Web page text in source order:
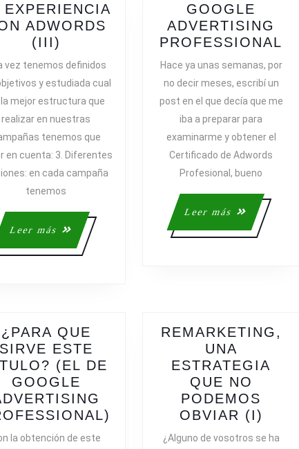
EXPERIENCIA
ADWORDS
(III)
EXPERIENCIA
ADWORDS
(III)
vez tenemos definidos
y estudiada cual
mejor estructura que
realizar en nuestras
tenemos que
en cuenta: 3. Diferentes
en cada campaña
tenemos
Leer más
Leer
más
GOOGLE
ADVERTISING
PROFESSIONAL
Hace ya unas semanas, por
no decir meses, escribí un
post en el que decía que me
iba a preparar para
examinarme y obtener el
Certificado de Adwords
Profesional, bueno
Leer más
Leer
más
¿PARA QUE
SIRVE ESTE
(EL DE
GOOGLE
la obtención de este
REMARKETING,
UNA
ESTRATEGIA
QUE NO
PODEMOS
OBVIAR (I)
UNA
¿Alguno de vosotros se ha